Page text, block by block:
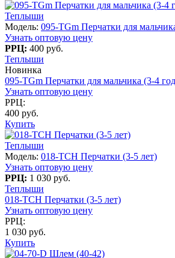
Теплыши
Модель: 095-TGm Перчатки для
Узнать оптовую цену
РРЦ: 400 руб.
Теплыши
Новинка
095-TGm Перчатки для мальчика (3-4
Узнать оптовую цену
РРЦ:
400 руб.
Купить
Теплыши
Модель: 018-TCH Перчатки (3-5 лет)
Узнать оптовую цену
РРЦ: 1 030 руб.
Теплыши
018-TCH Перчатки (3-5 лет)
Узнать оптовую цену
РРЦ:
1 030 руб.
Купить